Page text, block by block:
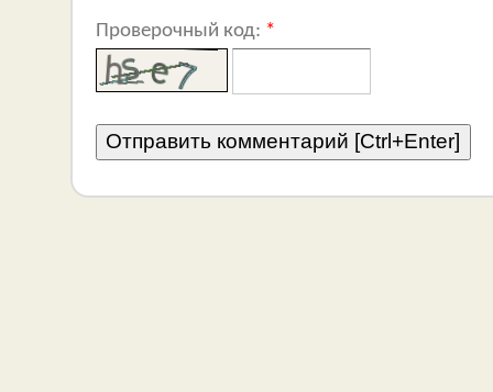
Проверочный код: *